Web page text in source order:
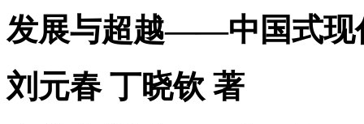
发展与超越——中国式现
刘元春 丁晓钦 著